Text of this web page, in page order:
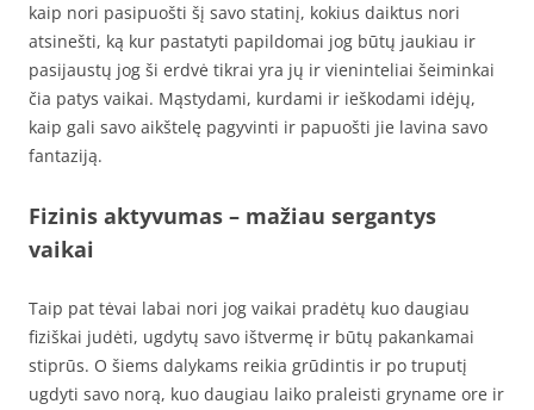
kaip nori pasipuošti šį savo statinį, kokius daiktus nori
atsinešti, ką kur pastatyti papildomai jog būtų jaukiau ir
pasijaustų jog ši erdvė tikrai yra jų ir vieninteliai šeiminkai
čia patys vaikai. Mąstydami, kurdami ir ieškodami idėjų,
kaip gali savo aikštelę pagyvinti ir papuošti jie lavina savo
fantaziją.
Fizinis aktyvumas – mažiau sergantys
vaikai
Taip pat tėvai labai nori jog vaikai pradėtų kuo daugiau
fiziškai judėti, ugdytų savo ištvermę ir būtų pakankamai
stiprūs. O šiems dalykams reikia grūdintis ir po truputį
ugdyti savo norą, kuo daugiau laiko praleisti gryname ore ir